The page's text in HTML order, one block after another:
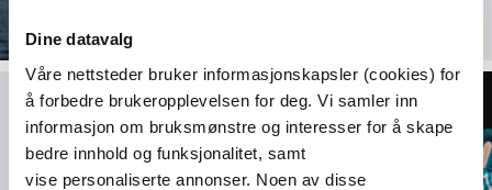
Dine datavalg
Våre nettsteder bruker informasjonskapsler (cookies) for
å forbedre brukeropplevelsen for deg. Vi samler inn
informasjon om bruksmønstre og interesser for å skape
bedre innhold og funksjonalitet, samt
vise personaliserte annonser. Noen av disse
Alt om Plantar Fascitt:
Årsaker, symptomer,
behandlinger og ofte
stilte spørsmål